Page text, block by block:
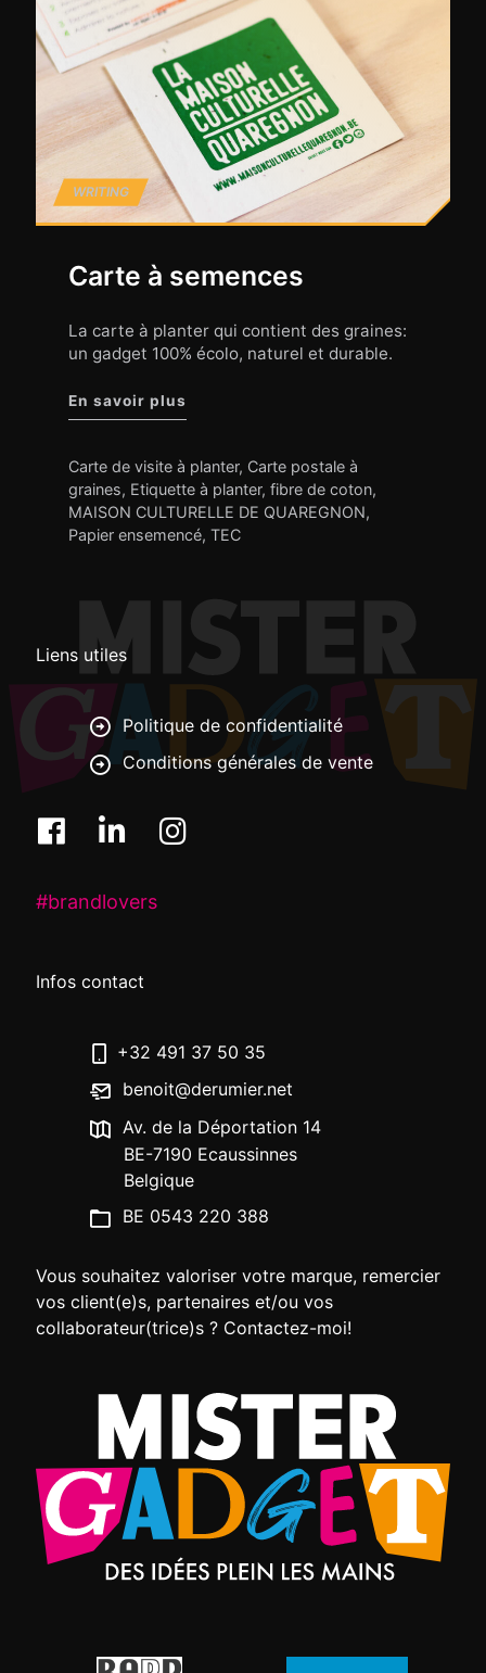
WRITING
Carte à semences
La carte à planter qui contient des graines:
un gadget 100% écolo, naturel et durable.
En savoir plus
Carte de visite à planter, Carte postale à
graines, Etiquette à planter, fibre de coton,
MAISON CULTURELLE DE QUAREGNON,
Papier ensemencé, TEC
Liens utiles
Politique de confidentialité
Conditions générales de vente
#brandlovers
Infos contact
+32 491 37 50 35
benoit@derumier.net
Av. de la Déportation 14
BE-7190 Ecaussinnes
Belgique
BE 0543 220 388
Vous souhaitez valoriser votre marque, remercier
vos client(e)s, partenaires et/ou vos
collaborateur(trice)s ? Contactez-moi!